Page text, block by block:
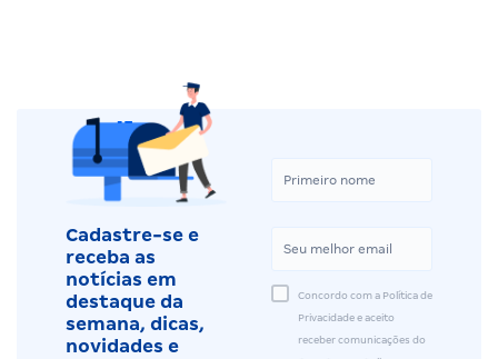
Cadastre-se e
receba as
notícias em
destaque da
semana, dicas,
novidades e
Concordo com a Política de
Privacidade e aceito
receber comunicações do